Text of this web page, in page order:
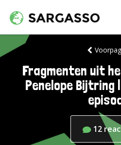
Fragmenten uit
Penelope Bijtring
12